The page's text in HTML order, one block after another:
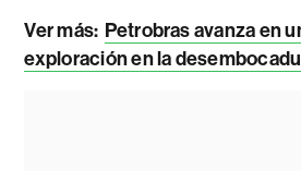
Ver más: Petrobras avanza en
exploración en la